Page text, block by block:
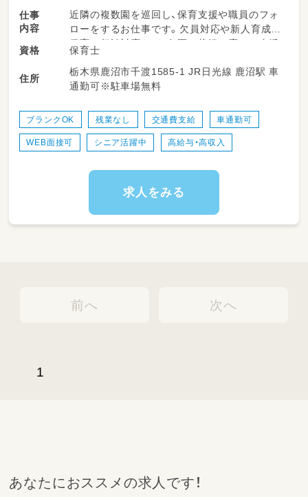
仕事
内容
近隣の複数園を巡回し、保育支援や職員のフォ
ローをするお仕事です。欠員対応や新人育成、
保育の相談対応など、各園の状況に応じた支援
を実施します。週に数日程度の勤務で、ご自身
のペースに合わせた働き方が可能です。保育士
スキルを活かせるのはもちろん、ブランクのあ
す。
＜担当する園＞
［1］にじのもりほいくえん
栃木県鹿沼市千渡1585-1
[3]かぬま木工団地保育園
12:30～午睡(事務作業/ブレスチェック/休憩)
15:00～自発的な活動(室内遊び/お散歩)
資格 保育士
住所
栃木県鹿沼市千渡1585-1 JR日光線 鹿沼駅 車
通勤可※駐車場無料
ブランクOK 残業なし 交通費支給 車通勤可
WEB面接可 シニア活躍中 高給与・高収入
求人をみる
前へ
1
次へ
あなたにおススメの求人です！